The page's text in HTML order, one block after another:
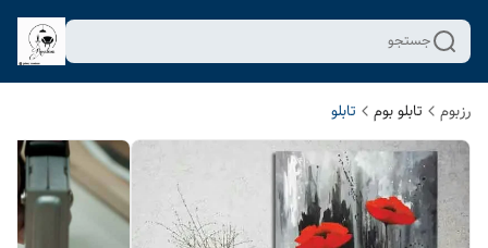
جستجو
رزبوم تابلو بوم تابلو